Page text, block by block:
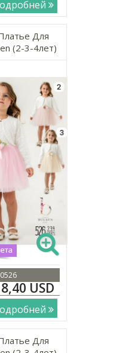
Для
(2-3-4лет)
8,40 USD
Для